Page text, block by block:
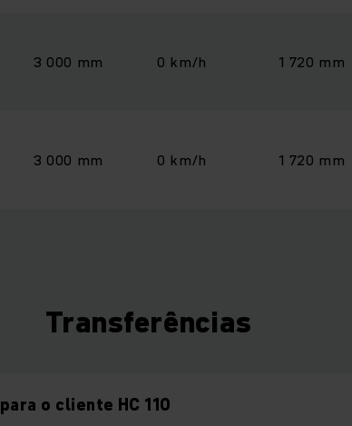
3 000 mm 0 km/h 1 720 mm
3 000 mm 0 km/h 1 720 mm
Transferências
o cliente HC 110